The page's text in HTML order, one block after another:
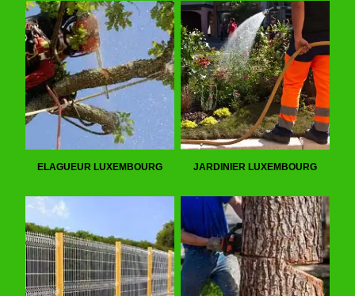
ELAGUEUR LUXEMBOURG JARDINIER LUXEMBOURG